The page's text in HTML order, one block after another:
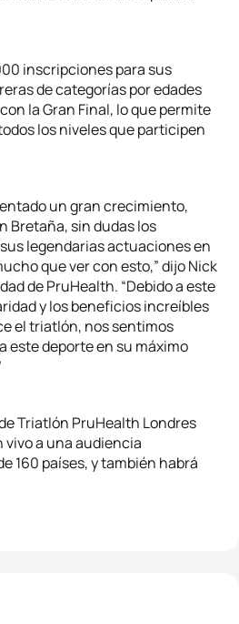
inscripciones para sus
de categorías por edades
la Gran Final, lo que permite
los niveles que participen
un gran crecimiento,
Bretaña, sin dudas los
legendarias actuaciones en
que ver con esto,” dijo Nick
de PruHealth. “Debido a este
y los beneficios increíbles
el triatlón, nos sentimos
este deporte en su máximo
Triatlón PruHealth Londres
vivo a una audiencia
160 países, y también habrá